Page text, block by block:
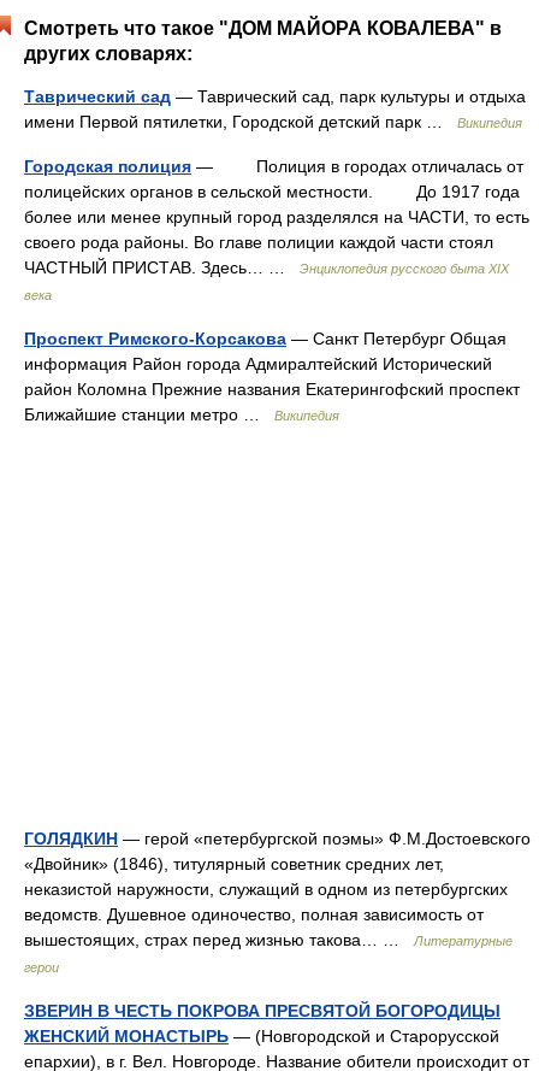
Смотреть что такое "ДОМ МАЙОРА КОВАЛЕВА" в
других словарях:
Таврический сад — Таврический сад, парк культуры и отдыха
имени Первой пятилетки, Городской детский парк …
Википедия
Городская полиция — Полиция в городах отличалась от
полицейских органов в сельской местности. До 1917 года
более или менее крупный город разделялся на ЧАСТИ, то есть
своего рода районы. Во главе полиции каждой части стоял
ЧАСТНЫЙ ПРИСТАВ. Здесь… …
Энциклопедия русского быта XIX
века
Проспект Римского-Корсакова — Санкт Петербург Общая
информация Район города Адмиралтейский Исторический
район Коломна Прежние названия Екатерингофский проспект
Ближайшие станции метро …
Википедия
ГОЛЯДКИН — герой «петербургской поэмы» Ф.М.Достоевского
«Двойник» (1846), титулярный советник средних лет,
неказистой наружности, служащий в одном из петербургских
ведомств. Душевное одиночество, полная зависимость от
вышестоящих, страх перед жизнью такова… …
Литературные
герои
ЗВЕРИН В ЧЕСТЬ ПОКРОВА ПРЕСВЯТОЙ БОГОРОДИЦЫ
ЖЕНСКИЙ МОНАСТЫРЬ — (Новгородской и Старорусской
епархии), в г. Вел. Новгороде. Название обители происходит от